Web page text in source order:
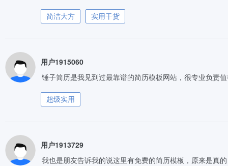
简洁大方 实用干货
用户1915060
锤子简历是我见到过最靠谱的简历模板网站，很专业负责
超级实用
用户1913729
我也是朋友告诉我的说这里有免费的简历模板，原来是真